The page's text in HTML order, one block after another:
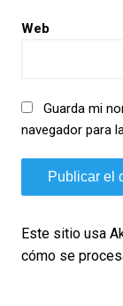
Web
Guarda mi
navegador para
Este sitio usa
cómo se